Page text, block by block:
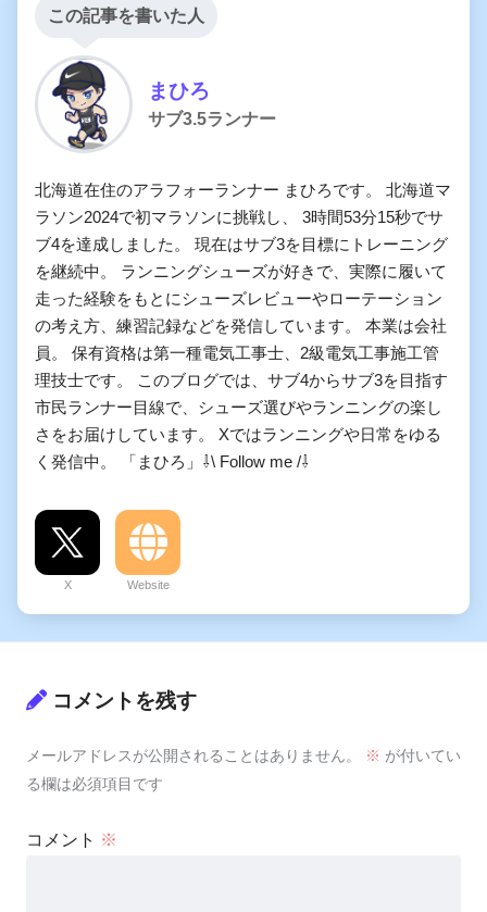
この記事を書いた人
まひろ
サブ3.5ランナー
北海道在住のアラフォーランナー まひろです。 北海道マ
ラソン2024で初マラソンに挑戦し、 3時間53分15秒でサ
ブ4を達成しました。 現在はサブ3を目標にトレーニング
を継続中。 ランニングシューズが好きで、実際に履いて
走った経験をもとにシューズレビューやローテーション
の考え方、練習記録などを発信しています。 本業は会社
員。 保有資格は第一種電気工事士、2級電気工事施工管
理技士です。 このブログでは、サブ4からサブ3を目指す
市民ランナー目線で、シューズ選びやランニングの楽し
さをお届けしています。 Xではランニングや日常をゆる
く発信中。 「まひろ」⇩\ Follow me /⇩
X Website
コメントを残す
メールアドレスが公開されることはありません。 ※ が付いてい
る欄は必須項目です
コメント ※